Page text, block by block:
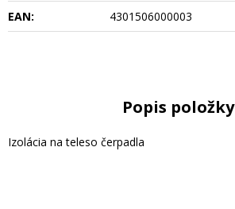
EAN:
4301506000003
Popis položky
Izolácia na teleso čerpadla